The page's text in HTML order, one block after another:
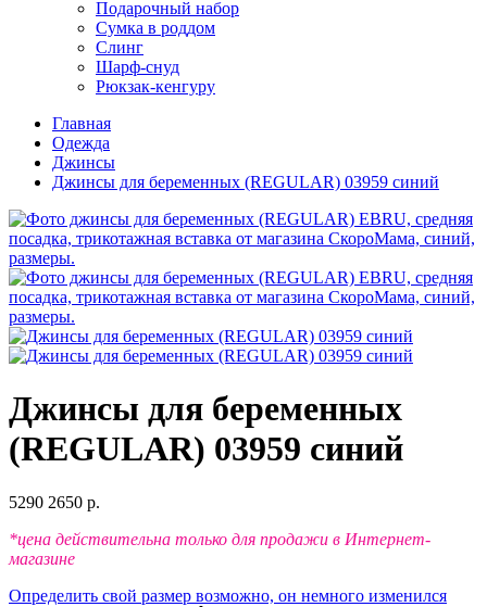
Подарочный набор
Сумка в роддом
Слинг
Шарф-снуд
Рюкзак-кенгуру
Главная
Одежда
Джинсы
Джинсы для беременных (REGULAR) 03959 синий
Джинсы для беременных
(REGULAR) 03959 синий
5290 2650 р.
*цена действительна только для продажи в Интернет-
магазине
Определить свой размер возможно, он немного изменился